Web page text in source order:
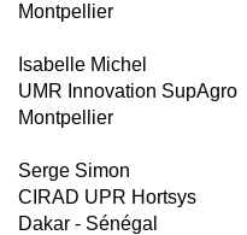
Montpellier
Isabelle Michel
UMR Innovation SupAgro
Montpellier
Serge Simon
CIRAD UPR Hortsys
Dakar - Sénégal